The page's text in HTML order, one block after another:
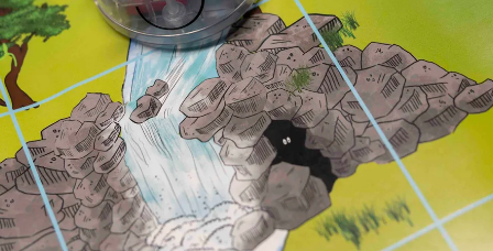
KIÁLLÍTÁSOK
STÚDIÓ VETÍTÉSEK
ESEMÉNYEK
CODE TEREK